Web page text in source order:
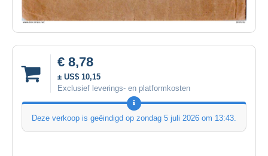
€ 8,78
± US$ 10,15
Exclusief leverings- en platformkosten
Deze verkoop is geëindigd op zondag 5 juli 2026 om 13:43